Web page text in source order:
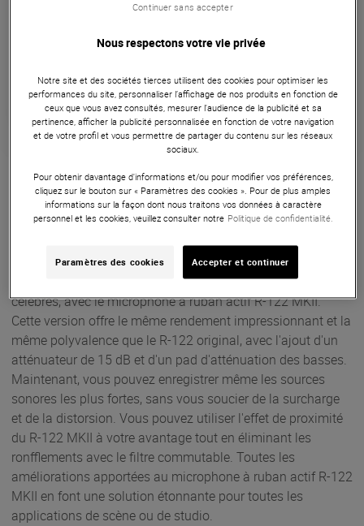
689,67 € / mois
Apport initial :
689.67 €
Mensualités :
2x689.67 €
Coût de financement :
0 €
TAEG fixe : 0
Eligible à la Garantie Sérénité
Microphones
Le Royer Labs R-122 MKII est un Microphone à ruban actif,
avec atténuateur de 15 dB et pad d'atténuation des basses.
Royer a amélioré l'un de ses micros à ruban les plus
célèbres, avec le microphone à ruban actif R-122 MKII.
Cette version offre le même rendement impressionnant et la
même polyvalence que le R-122 original, avec l'ajout d'un
atténuateur de 15 dB et d'un pad d'atténuation des basses.
Maintenant, vous pouvez enregistrer même les sources
sonores les plus fortes, sans vous soucier de la surcharge
et de la distorsion. Vous pouvez utiliser l'effet de proximité
du R-122 MKII à votre avantage tout en éliminant les
ronfflements avec le filtre commutable. Toutes les
améliorations apportées au microphone à ruban actif R-122
MKII en font une solution étonnante pour toutes les
applications de scène ou de studio.
Nous respectons votre vie privée
Notre site et des sociétés tierces utilisent des cookies pour optimiser les
performances du site, personnaliser l’affichage de nos produits en fonction de
ceux que vous avez consultés, mesurer l'audience de la publicité et sa
pertinence, afficher la publicité personnalisée en fonction de votre navigation
et de votre profil et vous permettre de partager du contenu sur les réseaux
sociaux.
Pour obtenir davantage d'informations et/ou pour modifier vos préférences,
cliquez sur le bouton sur « Paramètres des cookies ». Pour de plus amples
informations sur la façon dont nous traitons vos données à caractère
personnel et les cookies, veuillez consulter notre Politique de confidentialité.
Paramètres des cookies Accepter et continuer
Continuer sans accepter